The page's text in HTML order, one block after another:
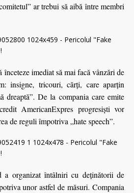
ar trebui să aibă între membri
imediat să mai facă vânzări de
insigne, tricouri, cărţi, care aparţin
dreaptă”. De la compania care emite
AmericanExpres progresişti vor
de reguli împotriva „hate speech”.
a organizat întâlniri cu deţinătorii de
unor astfel de măsuri. Compania